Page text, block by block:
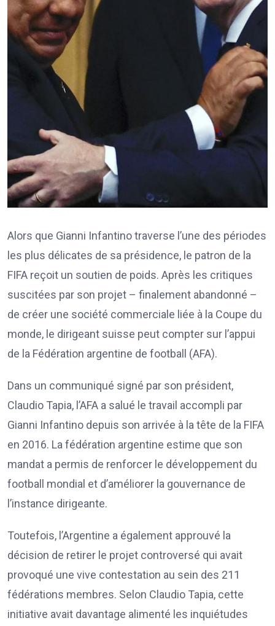
Alors que Gianni Infantino traverse l’une des périodes
les plus délicates de sa présidence, le patron de la
FIFA reçoit un soutien de poids. Après les critiques
suscitées par son projet – finalement abandonné –
de créer une société commerciale liée à la Coupe du
monde, le dirigeant suisse peut compter sur l’appui
de la Fédération argentine de football (AFA).
Dans un communiqué signé par son président,
Claudio Tapia, l’AFA a salué le travail accompli par
Gianni Infantino depuis son arrivée à la tête de la FIFA
en 2016. La fédération argentine estime que son
mandat a permis de renforcer le développement du
football mondial et d’améliorer la gouvernance de
l’instance dirigeante.
Toutefois, l’Argentine a également approuvé la
décision de retirer le projet controversé qui avait
provoqué une vive contestation au sein des 211
fédérations membres. Selon Claudio Tapia, cette
initiative avait davantage alimenté les inquiétudes